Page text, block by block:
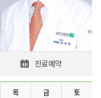
진료예약
목 금 토